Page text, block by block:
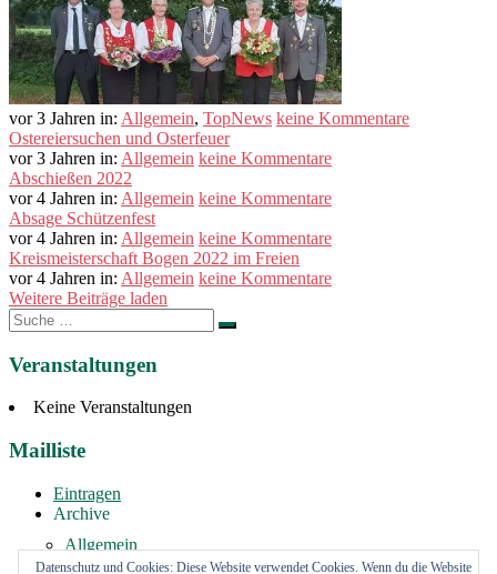
vor 3 Jahren in: Allgemein, TopNews keine Kommentare
Ostereiersuchen und Osterfeuer
vor 3 Jahren in: Allgemein keine Kommentare
Abschießen 2022
vor 4 Jahren in: Allgemein keine Kommentare
Absage Schützenfest
vor 4 Jahren in: Allgemein keine Kommentare
Kreismeisterschaft Bogen 2022 im Freien
vor 4 Jahren in: Allgemein keine Kommentare
Weitere Beiträge laden
Suche
nach:
Veranstaltungen
Keine Veranstaltungen
Mailliste
Eintragen
Archive
Allgemein
Vermietung
Datenschutz und Cookies: Diese Website verwendet Cookies. Wenn du die Website